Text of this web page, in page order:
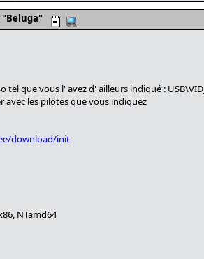
"Beluga"
que vous l' avez d' ailleurs indiqué : USB\VID_
avec les pilotes que vous indiquez
download/init
NTamd64